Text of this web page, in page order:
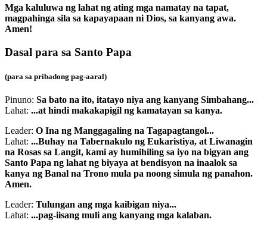
Mga kaluluwa ng lahat ng ating mga namatay na tapat,
magpahinga sila sa kapayapaan ni Dios, sa kanyang awa.
Amen!
Dasal para sa Santo Papa
(para sa pribadong pag-aaral)
Pinuno: Sa bato na ito, itatayo niya ang kanyang Simbahang...
Lahat: ...at hindi makakapigil ng kamatayan sa kanya.
Leader: O Ina ng Manggagaling na Tagapagtangol...
Lahat: ...Buhay na Tabernakulo ng Eukaristiya, at Liwanagin
na Rosas sa Langit, kami ay humihiling sa iyo na bigyan ang
Santo Papa ng lahat ng biyaya at bendisyon na inaalok sa
kanya ng Banal na Trono mula pa noong simula ng panahon.
Amen.
Leader: Tulungan ang mga kaibigan niya...
Lahat: ...pag-iisang muli ang kanyang mga kalaban.